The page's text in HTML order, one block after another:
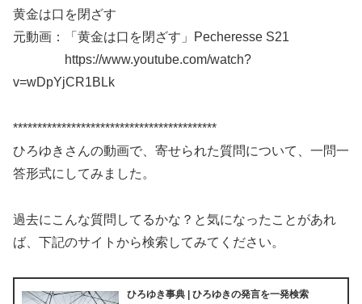
黄金は口を閉ざす
元動画：「黄金は口を閉ざす」Pecheresse S21
https://www.youtube.com/watch?
v=wDpYjCR1BLk
******************************************
ひろゆきさんの動画で、寄せられた質問について、一問一
答形式にしてみました。
過去にこんな質問してるかな？と気になったことがあれ
ば、下記のサイトから検索してみてください。
ひろゆき事典 | ひろゆきの発言を一発検索